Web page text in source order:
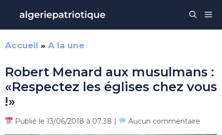
contenu
Accueil » A la une
Robert Menard aux musulmans :
«Respectez les églises chez vous
!»
Publié le 13/06/2018 à 07:38 | Aucun commentaire